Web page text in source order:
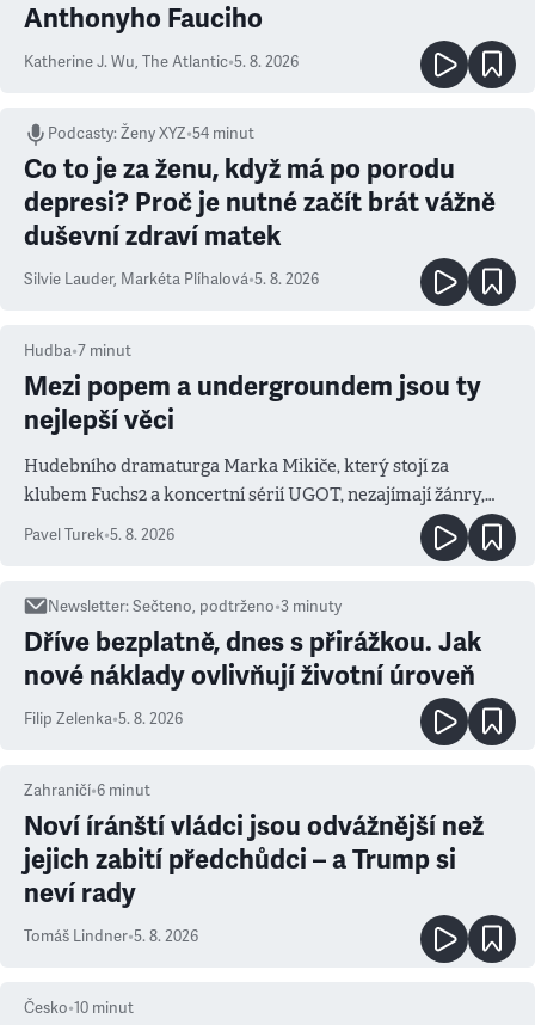
Anthonyho Fauciho
Katherine J. Wu, The Atlantic•5. 8. 2026
Podcasty:Ženy XYZ•54 minut
Co to je za ženu, když má po porodu
depresi? Proč je nutné začít brát vážně
duševní zdraví matek
Silvie Lauder, Markéta Plíhalová•5. 8. 2026
Hudba•7 minut
Mezi popem a undergroundem jsou ty
nejlepší věci
Hudebního dramaturga Marka Mikiče, který stojí za
klubem Fuchs2 a koncertní sérií UGOT, nezajímají žánry,
Pavel Turek•5. 8. 2026
Newsletter:Sečteno, podtrženo•3 minuty
Dříve bezplatně, dnes s přirážkou. Jak
nové náklady ovlivňují životní úroveň
Filip Zelenka•5. 8. 2026
Zahraničí•6 minut
Noví íránští vládci jsou odvážnější než
jejich zabití předchůdci – a Trump si
neví rady
Tomáš Lindner•5. 8. 2026
Česko•10 minut